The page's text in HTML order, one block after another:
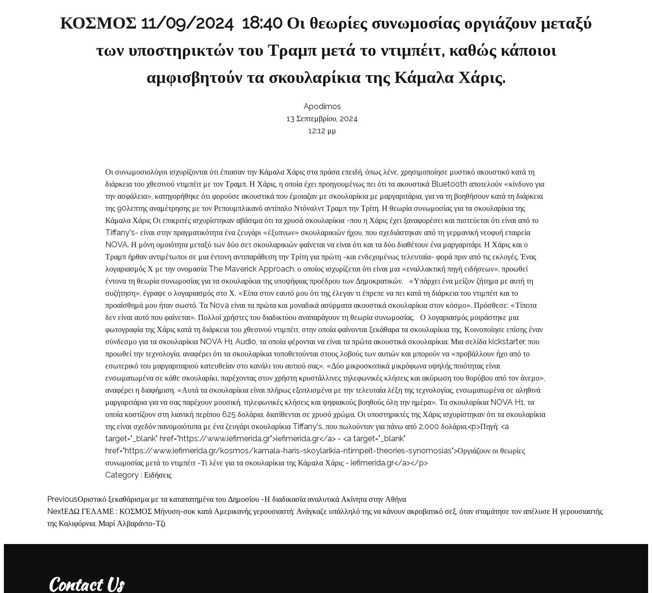
ΚΟΣΜΟΣ 11/09/2024 18:40 Οι θεωρίες συνωμοσίας οργιάζουν μεταξύ
των υποστηρικτών του Τραμπ μετά το ντιμπέιτ, καθώς κάποιοι
αμφισβητούν τα σκουλαρίκια της Κάμαλα Χάρις.
Apodimos
13 Σεπτεμβρίου, 2024
12:12 μμ
Οι συνωμοσιολόγοι ισχυρίζονται ότι έπιασαν την Κάμαλα Χάρις στα πράσα επειδή, όπως λένε, χρησιμοποίησε μυστικό ακουστικό κατά τη
διάρκεια του χθεσινού ντιμπέιτ με τον Τραμπ. Η Χάρις, η οποία έχει προηγουμένως πει ότι τα ακουστικά Bluetooth αποτελούν «κίνδυνο για
την ασφάλεια», κατηγορήθηκε ότι φορούσε ακουστικά που έμοιαζαν με σκουλαρίκια με μαργαριτάρια, για να τη βοηθήσουν κατά τη διάρκεια
της 90λεπτης αναμέτρησης με τον Ρεπουμπλικανό αντίπαλο Ντόναλντ Τραμπ την Τρίτη. Η θεωρία συνωμοσίας για τα σκουλαρίκια της
Κάμαλα Χάρις Οι επικριτές ισχυρίστηκαν αβάσιμα ότι τα χρυσά σκουλαρίκια -που η Χάρις έχει ξαναφορέσει και πιστεύεται ότι είναι από το
Tiffany's- είναι στην πραγματικότητα ένα ζευγάρι «έξυπνων» σκουλαρικιών ήχου, που σχεδιάστηκαν από τη γερμανική νεοφυή εταιρεία
NOVA. Η μόνη ομοιότητα μεταξύ των δύο σετ σκουλαρικιών φαίνεται να είναι ότι και τα δύο διαθέτουν ένα μαργαριτάρι. Η Χάρις και ο
Τραμπ ήρθαν αντιμέτωποι σε μια έντονη αντιπαράθεση την Τρίτη για πρώτη -και ενδεχομένως τελευταία- φορά πριν από τις εκλογές. Ένας
λογαριασμός Χ με την ονομασία The Maverick Approach, ο οποίος ισχυρίζεται ότι είναι μια «εναλλακτική πηγή ειδήσεων», προωθεί
έντονα τη θεωρία συνωμοσίας για τα σκουλαρίκια της υποψήφιας προέδρου των Δημοκρατικών. «Υπάρχει ένα μείζον ζήτημα με αυτή τη
συζήτηση», έγραψε ο λογαριασμός στο Χ. «Είπα στον εαυτό μου ότι της έλεγαν τι έπρεπε να πει κατά τη διάρκεια του ντιμπέιτ και το
προαίσθημά μου ήταν σωστό. Τα Nova είναι τα πρώτα και μοναδικά ασύρματα ακουστικά σκουλαρίκια στον κόσμο». Πρόσθεσε: «Τίποτα
δεν είναι αυτό που φαίνεται». Πολλοί χρήστες του διαδικτύου αναπαράγουν τη θεωρία συνωμοσίας. Ο λογαριασμός μοιράστηκε μια
φωτογραφία της Χάρις κατά τη διάρκεια του χθεσινού ντιμπέιτ, στην οποία φαίνονται ξεκάθαρα τα σκουλαρίκια της. Κοινοποίησε επίσης έναν
σύνδεσμο για τα σκουλαρίκια NOVA H1 Audio, τα οποία φέρονται να είναι τα πρώτα ακουστικά σκουλαρίκια. Μια σελίδα kickstarter, που
προωθεί την τεχνολογία, αναφέρει ότι τα σκουλαρίκια τοποθετούνται στους λοβούς των αυτιών και μπορούν να «προβάλλουν ήχο από το
εσωτερικό του μαργαριταριού κατευθείαν στο κανάλι του αυτιού σας». «Δύο μικροσκοπικά μικρόφωνα υψηλής ποιότητας είναι
ενσωματωμένα σε κάθε σκουλαρίκι, παρέχοντας στον χρήστη κρυστάλλινες τηλεφωνικές κλήσεις και ακύρωση του θορύβου από τον άνεμο»,
αναφέρει η διαφήμιση. «Αυτά τα σκουλαρίκια είναι πλήρως εξοπλισμένα με την τελευταία λέξη της τεχνολογίας, ενσωματωμένα σε αληθινά
μαργαριτάρια για να σας παρέχουν μουσική, τηλεφωνικές κλήσεις και ψηφιακούς βοηθούς όλη την ημέρα». Τα σκουλαρίκια NOVA H1, τα
οποία κοστίζουν στη λιανική περίπου 625 δολάρια, διατίθενται σε χρυσό χρώμα. Οι υποστηρικτές της Χάρις ισχυρίστηκαν ότι τα σκουλαρίκια
της είναι σχεδόν πανομοιότυπα με ένα ζευγάρι σκουλαρίκια Tiffany's, που πωλούνταν για πάνω από 2.000 δολάρια.<p>Πηγή: <a
target="_blank" href="https://www.iefimerida.gr">iefimerida.gr</a> - <a target="_blank"
href="https://www.iefimerida.gr/kosmos/kamala-haris-skoylarikia-ntimpeit-theories-synomosias">Οργιάζουν οι θεωρίες
συνωμοσίας μετά το ντιμπέιτ -Τι λένε για τα σκουλαρίκια της Κάμαλα Χάρις - iefimerida.gr</a></p>
Category : Ειδήσεις
PreviousΟριστικό ξεκαθάρισμα με τα καταπατημένα του Δημοσίου -Η διαδικασία αναλυτικά Ακίνητα στην Αθήνα
NextΕΔΩ ΓΕΛΑΜΕ : ΚΟΣΜΟΣ Μήνυση-σοκ κατά Αμερικανής γερουσιαστή: Ανάγκαζε υπάλληλό της να κάνουν ακροβατικό σεξ, όταν σταμάτησε τον απέλυσε Η γερουσιαστής
της Καλιφόρνια, Μαρί Αλβαράντο-Τζι
Contact Us